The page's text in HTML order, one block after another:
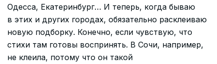
Одесса, Екатеринбург… И теперь, когда бываю
в этих и других городах, обязательно расклеиваю
новую подборку. Конечно, если чувствую, что
стихи там готовы воспринять. В Сочи, например,
не клеила, потому что он такой